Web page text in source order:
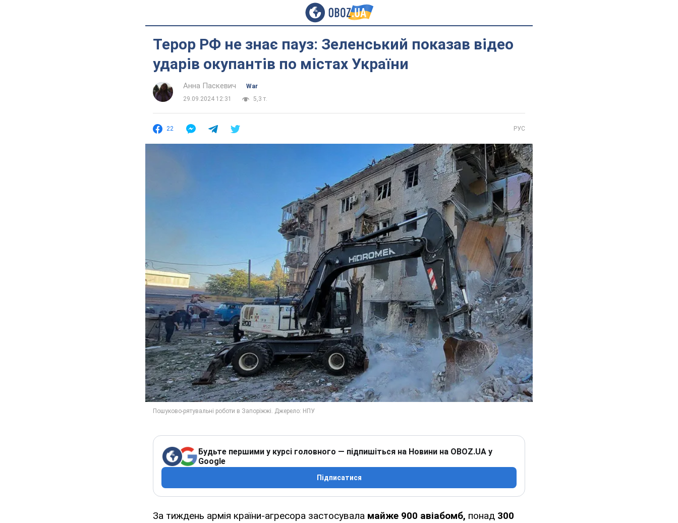
Терор РФ не знає пауз: Зеленський показав відео
ударів окупантів по містах України
Анна Паскевич
War
29.09.2024 12:31
5,3 т.
22 РУС
Будьте першими у курсі головного — підпишіться на Новини на OBOZ.UA у
Google
Підписатися
За тиждень армія країни-агресора застосувала майже 900 авіабомб, понад 300